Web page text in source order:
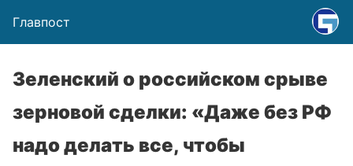
Главпост
Зеленский о российском срыве
зерновой сделки: «Даже без РФ
надо делать все, чтобы